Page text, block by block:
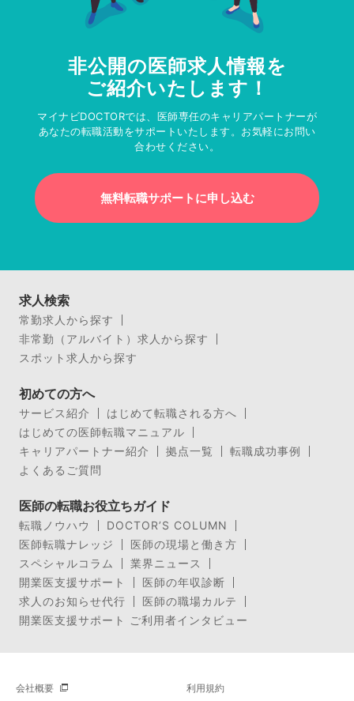
非公開の医師求人情報を
ご紹介いたします！
マイナビDOCTORでは、医師専任のキャリアパートナーが
あなたの転職活動をサポートいたします。お気軽にお問い
合わせください。
無料転職サポートに申し込む
求人検索
常勤求人から探す
非常勤（アルバイト）求人から探す
スポット求人から探す
初めての方へ
サービス紹介
はじめて転職される方へ
はじめての医師転職マニュアル
キャリアパートナー紹介
拠点一覧
転職成功事例
よくあるご質問
医師の転職お役立ちガイド
転職ノウハウ
DOCTOR’S COLUMN
医師転職ナレッジ
医師の現場と働き方
スペシャルコラム
業界ニュース
開業医支援サポート
医師の年収診断
求人のお知らせ代行
医師の職場カルテ
開業医支援サポート ご利用者インタビュー
会社概要 利用規約